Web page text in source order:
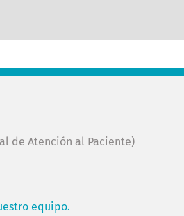
de Atención al Paciente)
equipo.